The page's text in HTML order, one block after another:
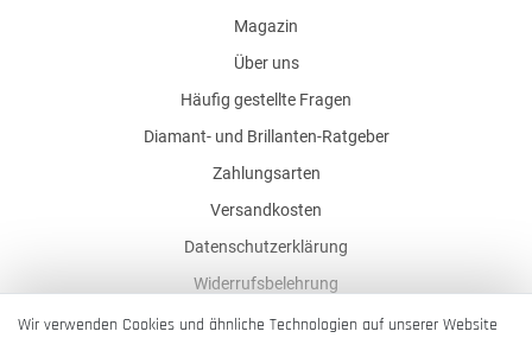
Magazin
Über uns
Häufig gestellte Fragen
Diamant- und Brillanten-Ratgeber
Zahlungsarten
Versandkosten
Datenschutzerklärung
Widerrufsbelehrung
AGB
Wir verwenden Cookies und ähnliche Technologien auf unserer Website